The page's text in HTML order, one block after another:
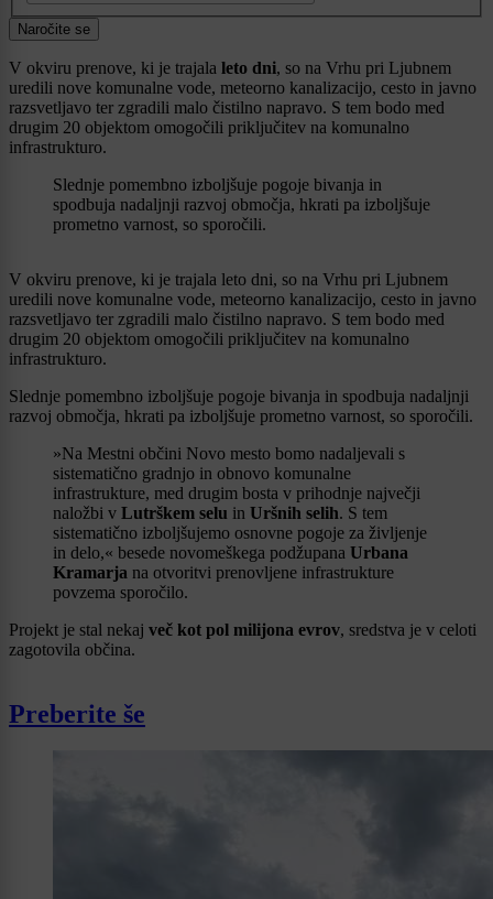
Naročite se
V okviru prenove, ki je trajala leto dni, so na Vrhu pri Ljubnem
uredili nove komunalne vode, meteorno kanalizacijo, cesto in javno
razsvetljavo ter zgradili malo čistilno napravo. S tem bodo med
drugim 20 objektom omogočili priključitev na komunalno
infrastrukturo.
Slednje pomembno izboljšuje pogoje bivanja in
spodbuja nadaljnji razvoj območja, hkrati pa izboljšuje
prometno varnost, so sporočili.
V okviru prenove, ki je trajala leto dni, so na Vrhu pri Ljubnem
uredili nove komunalne vode, meteorno kanalizacijo, cesto in javno
razsvetljavo ter zgradili malo čistilno napravo. S tem bodo med
drugim 20 objektom omogočili priključitev na komunalno
infrastrukturo.
Slednje pomembno izboljšuje pogoje bivanja in spodbuja nadaljnji
razvoj območja, hkrati pa izboljšuje prometno varnost, so sporočili.
»Na Mestni občini Novo mesto bomo nadaljevali s
sistematično gradnjo in obnovo komunalne
infrastrukture, med drugim bosta v prihodnje največji
naložbi v Lutrškem selu in Uršnih selih. S tem
sistematično izboljšujemo osnovne pogoje za življenje
in delo,« besede novomeškega podžupana Urbana
Kramarja na otvoritvi prenovljene infrastrukture
povzema sporočilo.
Projekt je stal nekaj več kot pol milijona evrov, sredstva je v celoti
zagotovila občina.
Preberite še